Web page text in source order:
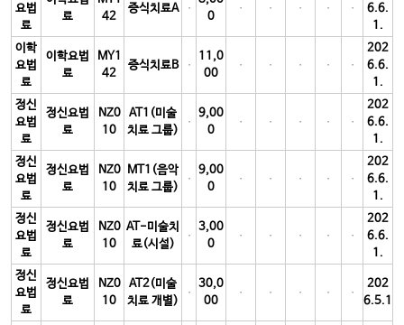
요법
료
료
42
증식치료A
0
6.6.
1.
이학
요법
료
이학요법
료
MY1
42
증식치료B
11,0
00
202
6.6.
1.
정신
요법
료
정신요법
료
NZ0
10
AT1(미술
치료 그룹)
9,00
0
202
6.6.
1.
정신
요법
료
정신요법
료
NZ0
10
MT1(음악
치료 그룹)
9,00
0
202
6.6.
1.
정신
요법
료
정신요법
료
NZ0
10
AT-미술치
료(시설)
3,00
0
202
6.6.
1.
정신
요법
료
정신요법
료
NZ0
10
AT2(미술
치료 개별)
30,0
00
202
6.5.1